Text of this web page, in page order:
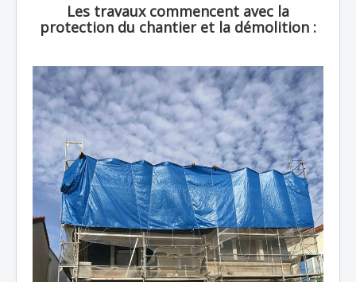
Les travaux commencent avec la
protection du chantier et la démolition :